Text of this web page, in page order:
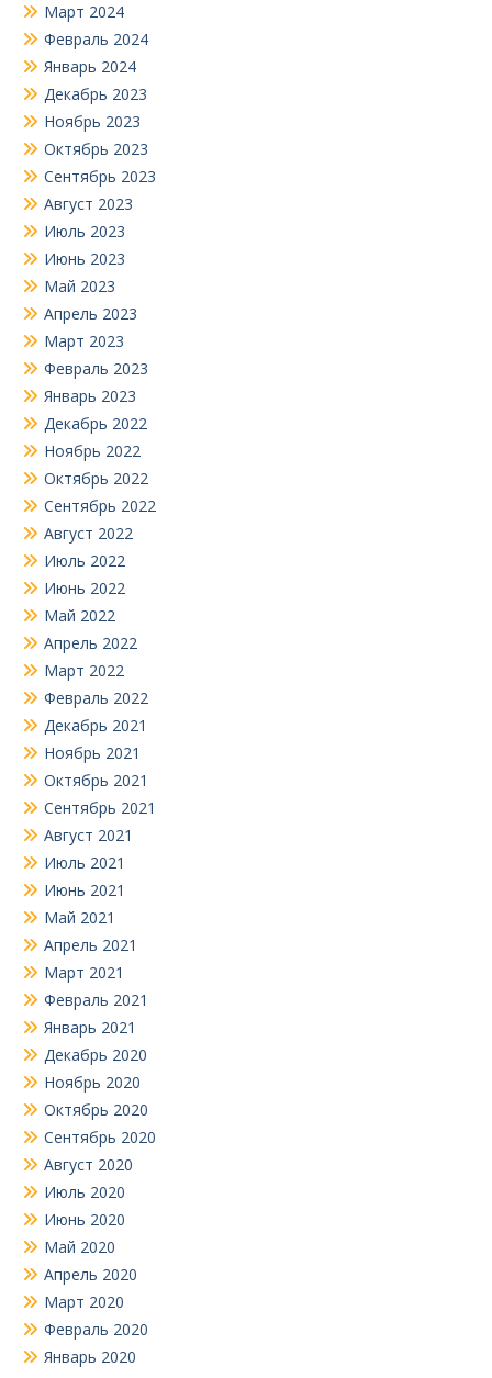
Март 2024
Февраль 2024
Январь 2024
Декабрь 2023
Ноябрь 2023
Октябрь 2023
Сентябрь 2023
Август 2023
Июль 2023
Июнь 2023
Май 2023
Апрель 2023
Март 2023
Февраль 2023
Январь 2023
Декабрь 2022
Ноябрь 2022
Октябрь 2022
Сентябрь 2022
Август 2022
Июль 2022
Июнь 2022
Май 2022
Апрель 2022
Март 2022
Февраль 2022
Декабрь 2021
Ноябрь 2021
Октябрь 2021
Сентябрь 2021
Август 2021
Июль 2021
Июнь 2021
Май 2021
Апрель 2021
Март 2021
Февраль 2021
Январь 2021
Декабрь 2020
Ноябрь 2020
Октябрь 2020
Сентябрь 2020
Август 2020
Июль 2020
Июнь 2020
Май 2020
Апрель 2020
Март 2020
Февраль 2020
Январь 2020